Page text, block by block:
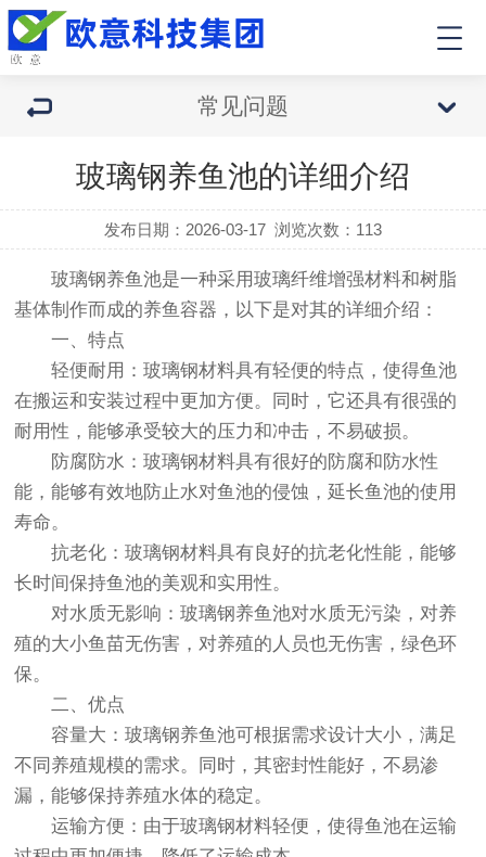
常见问题
玻璃钢养鱼池的详细介绍
发布日期：2026-03-17 浏览次数： 113
玻璃钢养鱼池是一种采用玻璃纤维增强材料和树脂
基体制作而成的养鱼容器，以下是对其的详细介绍：
一、特点
轻便耐用：玻璃钢材料具有轻便的特点，使得鱼池
在搬运和安装过程中更加方便。同时，它还具有很强的
耐用性，能够承受较大的压力和冲击，不易破损。
防腐防水：玻璃钢材料具有很好的防腐和防水性
能，能够有效地防止水对鱼池的侵蚀，延长鱼池的使用
寿命。
抗老化：玻璃钢材料具有良好的抗老化性能，能够
长时间保持鱼池的美观和实用性。
对水质无影响：玻璃钢养鱼池对水质无污染，对养
殖的大小鱼苗无伤害，对养殖的人员也无伤害，绿色环
保。
二、优点
容量大：玻璃钢养鱼池可根据需求设计大小，满足
不同养殖规模的需求。同时，其密封性能好，不易渗
漏，能够保持养殖水体的稳定。
运输方便：由于玻璃钢材料轻便，使得鱼池在运输